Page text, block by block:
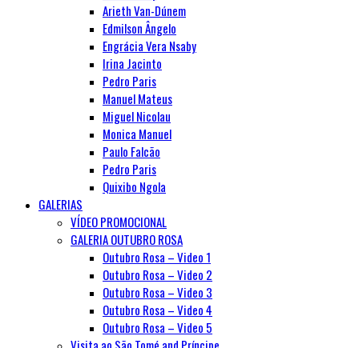
Arieth Van-Dúnem
Edmilson Ângelo
Engrácia Vera Nsaby
Irina Jacinto
Pedro Paris
Manuel Mateus
Miguel Nicolau
Monica Manuel
Paulo Falcão
Pedro Paris
Quixibo Ngola
GALERIAS
VÍDEO PROMOCIONAL
GALERIA OUTUBRO ROSA
Outubro Rosa – Video 1
Outubro Rosa – Video 2
Outubro Rosa – Video 3
Outubro Rosa – Video 4
Outubro Rosa – Video 5